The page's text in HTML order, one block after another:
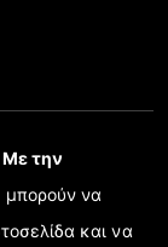
Με την
μπορούν να
και να